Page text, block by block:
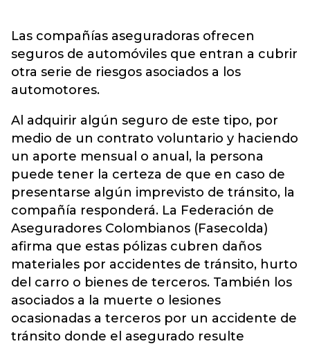
Las compañías aseguradoras ofrecen
seguros de automóviles que entran a cubrir
otra serie de riesgos asociados a los
automotores.
Al adquirir algún seguro de este tipo, por
medio de un contrato voluntario y haciendo
un aporte mensual o anual, la persona
puede tener la certeza de que en caso de
presentarse algún imprevisto de tránsito, la
compañía responderá. La Federación de
Aseguradores Colombianos (Fasecolda)
afirma que estas pólizas cubren daños
materiales por accidentes de tránsito, hurto
del carro o bienes de terceros. También los
asociados a la muerte o lesiones
ocasionadas a terceros por un accidente de
tránsito donde el asegurado resulte